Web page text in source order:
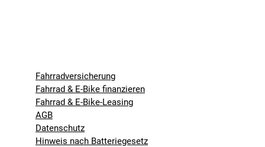
Fahrradversicherung
Fahrrad & E-Bike finanzieren
Fahrrad & E-Bike-Leasing
AGB
Datenschutz
Hinweis nach Batteriegesetz